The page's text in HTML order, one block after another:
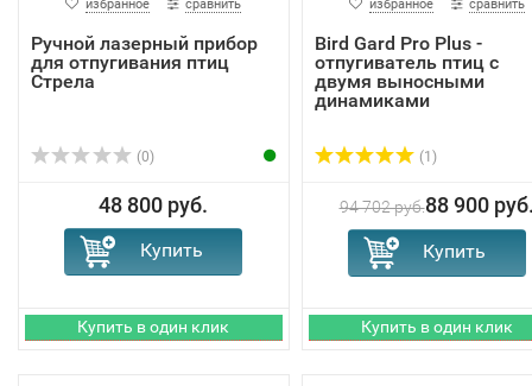
избранное сравнить
Ручной лазерный прибор
для отпугивания птиц
Стрела
(0)
48 800 руб.
избранное сравнить
Bird Gard Pro Plus -
отпугиватель птиц с
двумя выносными
динамиками
(1)
94 702 руб.88 900